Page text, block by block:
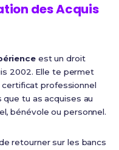
des Acquis
est un droit
2002. Elle te permet
professionnel
tu as acquises au
bénévole ou personnel.
retourner sur les bancs